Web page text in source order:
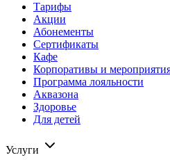
Тарифы
Акции
Абонементы
Сертификаты
Кафе
Корпоративы и
Программа лояльности
Аквазона
Здоровье
Для детей
Услуги